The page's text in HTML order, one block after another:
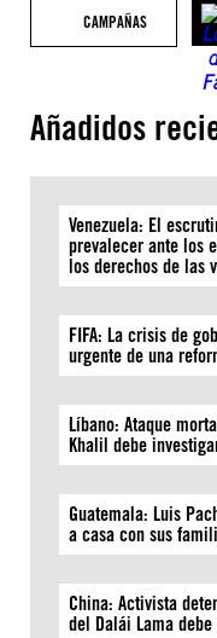
CAMPAÑAS
Añadidos
Venezuela: El
prevalecer ante los
los derechos de las
FIFA: La crisis de
urgente de una
Líbano: Ataque
Khalil debe
Guatemala: Luis
a casa con sus
China: Activista
del Dalái Lama